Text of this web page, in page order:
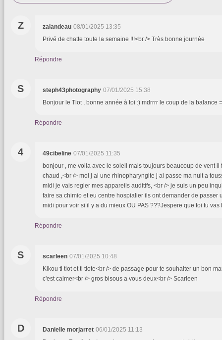
Z zalandeau 08/01/2025 13:35
Privé de chatte toute la semaine !!!<br /> Très bonne journée
Répondre
S steph43photography 07/01/2025 15:38
Bonjour le Tiot , bonne année à toi :) mdrrrr le coup de la balance
Répondre
4 49cibeline 07/01/2025 11:35
bonjour , me voila avec le soleil mais toujours beaucoup de vent il
chaud ,<br /> moi j ai une rhinopharyngite j ai passe ma nuit a
midi je vais regler mes appareils auditifs, <br /> je suis un peu
faire sa chimio et eu centre hospialier ils ont demander de passer
midi pour voir si il y a du mieux OU PAS ???Jespere que toi tu
Répondre
S scarleen 07/01/2025 10:48
Kikou ti tiot et ti tiote<br /> de passage pour te souhaiter un bon
c'est calmer<br /> gros bisous a vous deux<br /> Scarleen
Répondre
D Danielle morjarret 06/01/2025 11:13